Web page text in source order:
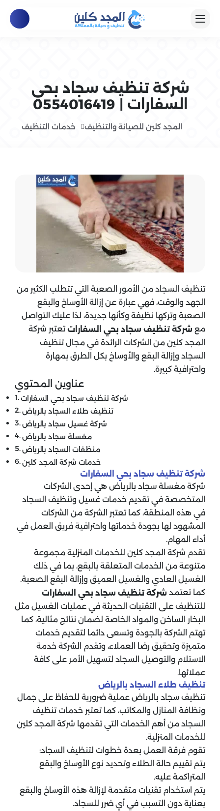
شركة تنظيف سجاد بحي
السفارات | 0554016419
المجد كلين للصيانة والتنظيف خدمات التنظيف
تنظيف السجاد من الأمور الصعبة التي تتطلب الكثير من
الجهد والوقت، فهي عبارة عن إزالة الأوساخ والبقع
الصعبة وتركها نظيفة وكأنها جديدة، لذا عليك التواصل
مع شركة تنظيف سجاد بحي السفارات تعتبر شركة
المجد كلين من الشركات الرائدة في مجال تنظيف
السجاد وإزالة البقع والأوساخ بكل الطرق بمهارة
واحترافية كبيرة.
عناوين المحتوي
شركة تنظيف سجاد بحي السفارات
تنظيف طلاء السجاد بالرياض
شركة غسيل سجاد بالرياض
مغسلة سجاد بالرياض
منظفات السجاد بالرياض
خدمات شركة المجد كلين
شركة تنظيف سجاد بحي السفارات
شركة مغسلة سجاد بالرياض هي إحدى الشركات
المتخصصة في تقديم خدمات غسيل وتنظيف السجاد
في هذه المنطقة، كما تعتبر الشركة من الشركات
المشهود لها بجودة خدماتها واحترافية فريق العمل في
أداء المهام.
تقدم شركة المجد كلين للخدمات المنزلية مجموعة
متنوعة من الخدمات المتعلقة بالبقع، بما في ذلك
الغسيل العادي والغسيل العميق وإزالة البقع الصعبة.
كما تعتمد شركة تنظيف سجاد بحي السفارات
للتنظيف على التقنيات الحديثة في عمليات الغسيل مثل
البخار الساخن والمواد الخاصة لضمان نتائج مثالية، كما
تهتم الشركة بالجودة وتسعى دائما لتقديم خدمات
متميزة وتحقيق رضا العملاء، وتقدم الشركة خدمة
الاستلام والتوصيل السجاد لتسهيل الأمر على كافة
عملائها.
تنظيف طلاء السجاد بالرياض
تنظيف سجاد بالرياض عملية ضرورية للحفاظ على جمال
ونظافة المنازل والمكاتب، كما تعتبر خدمات تنظيف
السجاد من أهم الخدمات التي تقدمها شركة المجد كلين
للخدمات المنزلية.
تقوم فرقة العمل بعدة خطوات لتنظيف السجاد:
يتم تقييم حالة الطلاء وتحديد نوع الأوساخ والبقع
المتراكمة عليه.
يتم استخدام تقنيات متقدمة لإزالة هذه الأوساخ والبقع
بعناية دون التسبب في أي ضرر للسجاد.